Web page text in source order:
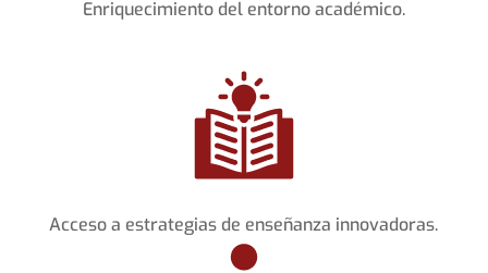
Enriquecimiento del entorno académico.
Acceso a estrategias de enseñanza innovadoras.